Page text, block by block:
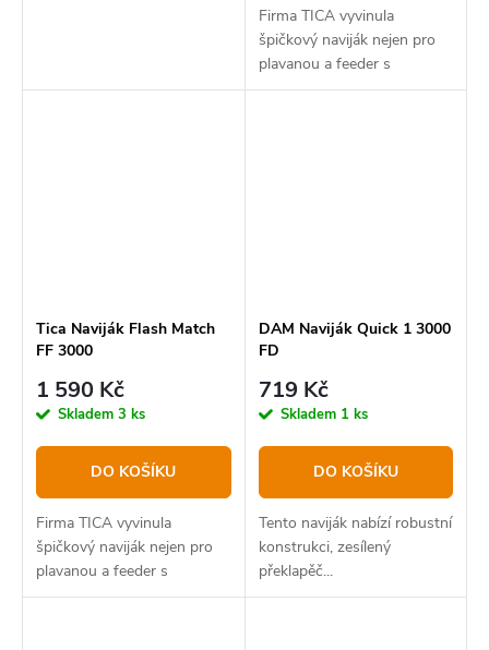
Firma TICA vyvinula
špičkový naviják nejen pro
plavanou a feeder s
extrémně odolnou
Tica Naviják Flash Match
FF 3000
1 590 Kč
Skladem 3 ks
DO KOŠÍKU
Firma TICA vyvinula
špičkový naviják nejen pro
plavanou a feeder s
extrémně odolnou
DAM Naviják Quick 1 3000
FD
719 Kč
Skladem 1 ks
DO KOŠÍKU
Tento naviják nabízí robustní
konstrukci, zesílený
překlapěč...